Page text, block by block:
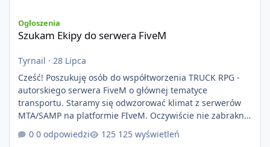
Ogłoszenia
Szukam Ekipy do serwera FiveM
Tyrnail · 28 Lipca
Cześć! Poszukuję osób do współtworzenia TRUCK RPG -
autorskiego serwera FiveM o głównej tematyce
transportu. Staramy się odwzorować klimat z serwerów
MTA/SAMP na platformie FIveM. Oczywiście nie zabraknie
kontentu dla graczy którzy chcą robić coś innego niż
jeździć ciężarówką. Projekt tworzony jest od podstaw z
0 odpowiedzi 125 wyświetleń